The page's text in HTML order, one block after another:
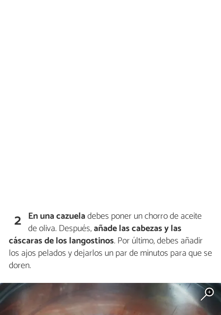
2 En una cazueladebes poner un chorro de aceite
de oliva. Después,añade las cabezas y las
cáscaras de los langostinos. Por último, debes añadir
los ajos pelados y dejarlos un par de minutos para que se
doren.